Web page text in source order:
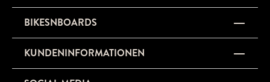
BIKESNBOARDS
KUNDENINFORMATIONEN